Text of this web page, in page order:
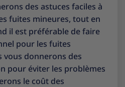
des astuces faciles à
fuites mineures, tout en
il est préférable de faire
pour les fuites
vous donnerons des
pour éviter les problèmes
le coût des